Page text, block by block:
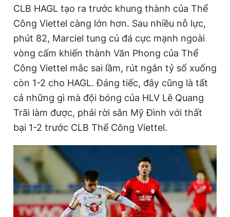
CLB HAGL tạo ra trước khung thành của Thể
Công Viettel càng lớn hơn. Sau nhiều nỗ lực,
phút 82, Marciel tung cú đá cực mạnh ngoài
vòng cấm khiến thành Văn Phong của Thể
Công Viettel mắc sai lầm, rút ngắn tỷ số xuống
còn 1-2 cho HAGL. Đáng tiếc, đây cũng là tất
cả những gì mà đội bóng của HLV Lê Quang
Trãi làm được, phải rời sân Mỹ Đình với thất
bại 1-2 trước CLB Thể Công Viettel.